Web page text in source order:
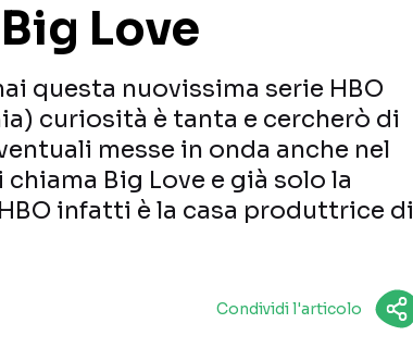
Love
questa nuovissima serie HBO
curiosità è tanta e cercherò di
messe in onda anche nel
Big Love e già solo la
infatti è la casa produttrice di
Condividi l'articolo